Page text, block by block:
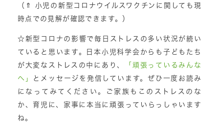
（⇑ 小児の新型コロナウイルスワクチンに関しても現
時点での見解が確認できます。）
☆新型コロナの影響で毎日ストレスの多い状況が続い
ていると思います。日本小児科学会からも子どもたち
が大変なストレスの中にあり、
「頑張っているみんな
へ」
とメッセージを発信しています。ぜひ一度お読み
になってみてください。ご家族もこのストレスのな
か、育児に、家事に本当に頑張っていらっしゃいます
ね。